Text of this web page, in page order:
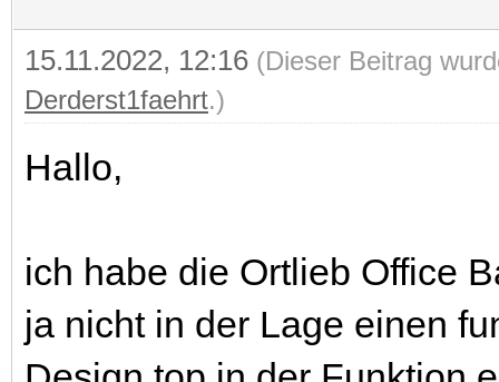
15.11.2022, 12:16 (Dieser Beitrag
Derderst1faehrt.)
Hallo,
ich habe die Ortlieb Office
ja nicht in der Lage einen